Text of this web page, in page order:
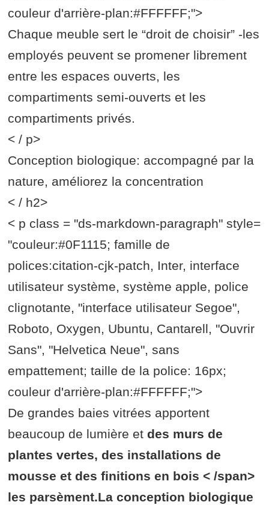
couleur d'arrière-plan:#FFFFFF;">
Chaque meuble sert le “droit de choisir” -les
employés peuvent se promener librement
entre les espaces ouverts, les
compartiments semi-ouverts et les
compartiments privés.
< / p>
Conception biologique: accompagné par la
nature, améliorez la concentration
< / h2>
< p class = "ds-markdown-paragraph" style=
"couleur:#0F1115; famille de
polices:citation-cjk-patch, Inter, interface
utilisateur système, système apple, police
clignotante, "interface utilisateur Segoe",
Roboto, Oxygen, Ubuntu, Cantarell, "Ouvrir
Sans", "Helvetica Neue", sans
empattement; taille de la police: 16px;
couleur d'arrière-plan:#FFFFFF;">
De grandes baies vitrées apportent
beaucoup de lumière etdes murs de
plantes vertes, des installations de
mousse et des finitions en bois < /span>
les parsèment.La conception biologique